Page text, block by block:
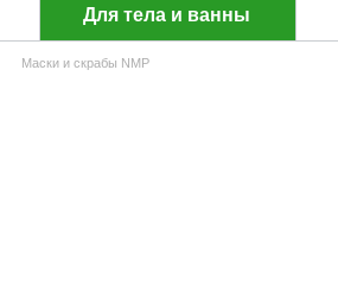
Для тела и ванны
Маски и скрабы NMP